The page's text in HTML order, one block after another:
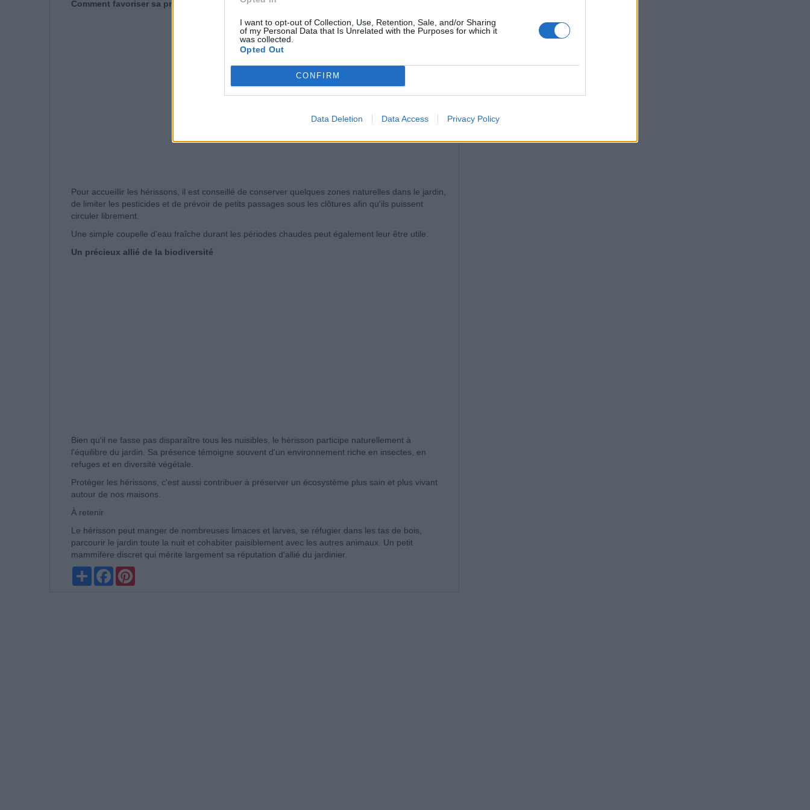
I want to opt-out of Collection, Use, Retention, Sale, and/or Sharing
of my Personal Data that Is Unrelated with the Purposes for which it
was collected.
Opted Out
CONFIRM
Data Deletion Data Access Privacy Policy
Comment favoriser sa présence
Pour accueillir les hérissons, il est conseillé de conserver quelques zones naturelles dans le jardin,
de limiter les pesticides et de prévoir de petits passages sous les clôtures afin qu'ils puissent
circuler librement.
Une simple coupelle d'eau fraîche durant les périodes chaudes peut également leur être utile.
Un précieux allié de la biodiversité
Bien qu'il ne fasse pas disparaître tous les nuisibles, le hérisson participe naturellement à
l'équilibre du jardin. Sa présence témoigne souvent d'un environnement riche en insectes, en
refuges et en diversité végétale.
Protéger les hérissons, c'est aussi contribuer à préserver un écosystème plus sain et plus vivant
autour de nos maisons.
À retenir
Le hérisson peut manger de nombreuses limaces et larves, se réfugier dans les tas de bois,
parcourir le jardin toute la nuit et cohabiter paisiblement avec les autres animaux. Un petit
mammifère discret qui mérite largement sa réputation d'allié du jardinier.
PartagerFacebook